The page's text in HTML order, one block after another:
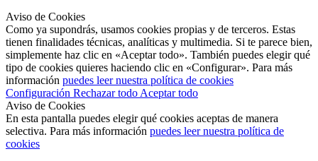
Aviso de Cookies
Como ya supondrás, usamos cookies propias y de terceros. Estas
tienen finalidades técnicas, analíticas y multimedia. Si te parece bien,
simplemente haz clic en «Aceptar todo». También puedes elegir qué
tipo de cookies quieres haciendo clic en «Configurar». Para más
información puedes leer nuestra política de cookies
Configuración Rechazar todo Aceptar todo
Aviso de Cookies
En esta pantalla puedes elegir qué cookies aceptas de manera
selectiva. Para más información puedes leer nuestra política de
cookies